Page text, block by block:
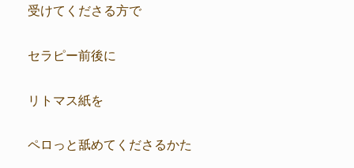
受けてくださる方で
セラピー前後に
リトマス紙を
ペロっと舐めてくださるかた